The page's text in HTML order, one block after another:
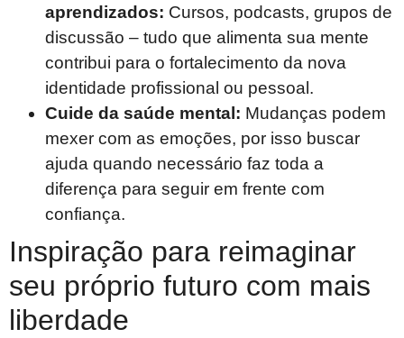
aprendizados: Cursos, podcasts, grupos de
discussão – tudo que alimenta sua mente
contribui para o fortalecimento da nova
identidade profissional ou pessoal.
Cuide da saúde mental: Mudanças podem
mexer com as emoções, por isso buscar
ajuda quando necessário faz toda a
diferença para seguir em frente com
confiança.
Inspiração para reimaginar
seu próprio futuro com mais
liberdade